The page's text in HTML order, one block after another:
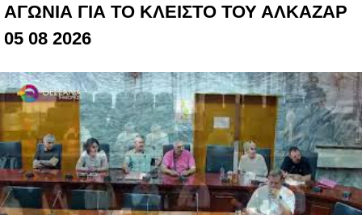
ΑΓΩΝΙΑ ΓΙΑ ΤΟ ΚΛΕΙΣΤΟ ΤΟΥ ΑΛΚΑΖΑΡ
05 08 2026